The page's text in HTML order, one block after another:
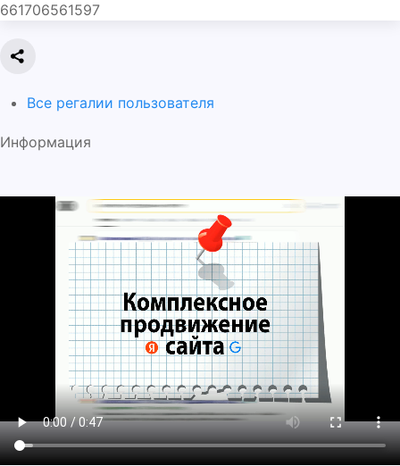
661706561597
Все регалии пользователя
Информация